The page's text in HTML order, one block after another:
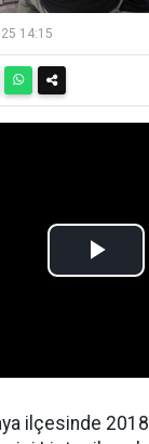
14:15
ilçesinde 2018